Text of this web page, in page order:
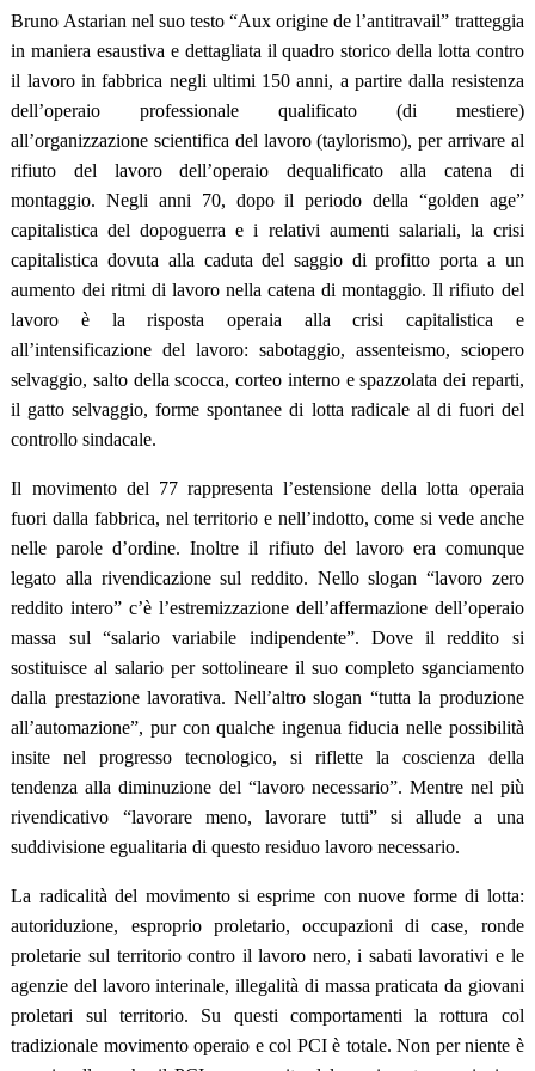
Bruno Astarian nel suo testo “Aux origine de l’antitravail” tratteggia
in maniera esaustiva e dettagliata il quadro storico della lotta contro
il lavoro in fabbrica negli ultimi 150 anni, a partire dalla resistenza
dell’operaio professionale qualificato (di mestiere)
all’organizzazione scientifica del lavoro (taylorismo), per arrivare al
rifiuto del lavoro dell’operaio dequalificato alla catena di
montaggio. Negli anni 70, dopo il periodo della “golden age”
capitalistica del dopoguerra e i relativi aumenti salariali, la crisi
capitalistica dovuta alla caduta del saggio di profitto porta a un
aumento dei ritmi di lavoro nella catena di montaggio. Il rifiuto del
lavoro è la risposta operaia alla crisi capitalistica e
all’intensificazione del lavoro: sabotaggio, assenteismo, sciopero
selvaggio, salto della scocca, corteo interno e spazzolata dei reparti,
il gatto selvaggio, forme spontanee di lotta radicale al di fuori del
controllo sindacale.
Il movimento del 77 rappresenta l’estensione della lotta operaia
fuori dalla fabbrica, nel territorio e nell’indotto, come si vede anche
nelle parole d’ordine. Inoltre il rifiuto del lavoro era comunque
legato alla rivendicazione sul reddito. Nello slogan “lavoro zero
reddito intero” c’è l’estremizzazione dell’affermazione dell’operaio
massa sul “salario variabile indipendente”. Dove il reddito si
sostituisce al salario per sottolineare il suo completo sganciamento
dalla prestazione lavorativa. Nell’altro slogan “tutta la produzione
all’automazione”, pur con qualche ingenua fiducia nelle possibilità
insite nel progresso tecnologico, si riflette la coscienza della
tendenza alla diminuzione del “lavoro necessario”. Mentre nel più
rivendicativo “lavorare meno, lavorare tutti” si allude a una
suddivisione egualitaria di questo residuo lavoro necessario.
La radicalità del movimento si esprime con nuove forme di lotta:
autoriduzione, esproprio proletario, occupazioni di case, ronde
proletarie sul territorio contro il lavoro nero, i sabati lavorativi e le
agenzie del lavoro interinale, illegalità di massa praticata da giovani
proletari sul territorio. Su questi comportamenti la rottura col
tradizionale movimento operaio e col PCI è totale. Non per niente è